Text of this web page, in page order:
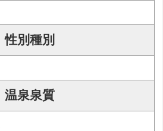
性別種別
温泉泉質